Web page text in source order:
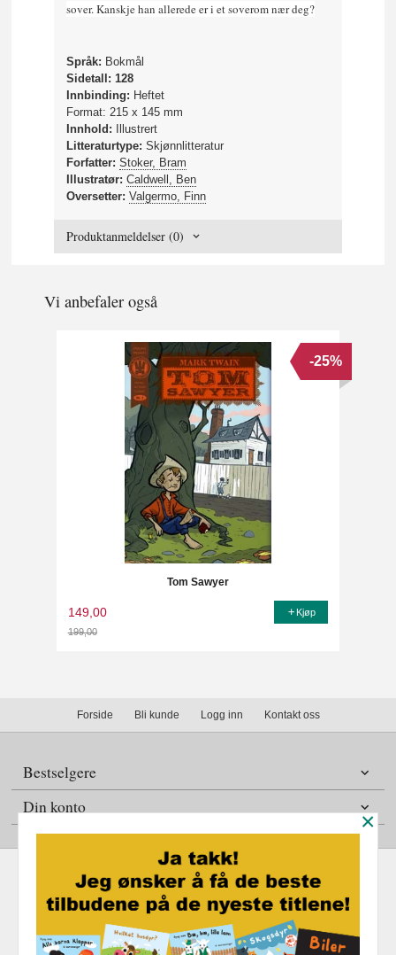
sover. Kanskje han allerede er i et soverom nær deg?
Språk: Bokmål
Sidetall: 128
Innbinding: Heftet
Format: 215 x 145 mm
Innhold:
Illustrert
Litteraturtype:Skjønnlitteratur
Forfatter:Stoker, Bram
Illustratør:Caldwell, Ben
Oversetter:Valgermo, Finn
Produktanmeldelser (0)
Vi anbefaler også
Tom Sawyer
149,00
199,00
-25%
Kjøp
Forside Bli kunde Logg inn Kontakt oss
Bestselgere
Din konto
Kjøpsbetingelser Sikkerhet og personvern
×